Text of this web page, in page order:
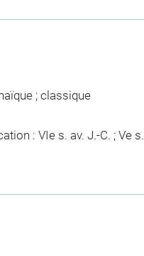
; classique
: VIe s. av. J.-C. ; Ve